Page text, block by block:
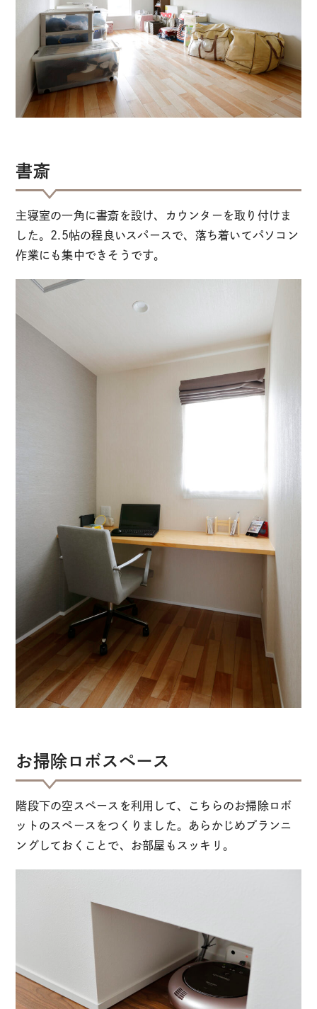
書斎
主寝室の一角に書斎を設け、カウンターを取り付けま
した。2.5帖の程良いスパースで、落ち着いてパソコン
作業にも集中できそうです。
お掃除ロボスペース
階段下の空スペースを利用して、こちらのお掃除ロボ
ットのスペースをつくりました。あらかじめプランニ
ングしておくことで、お部屋もスッキリ。